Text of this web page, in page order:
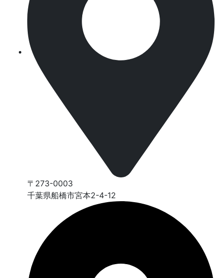
〒273-0003
千葉県船橋市宮本2-4-12